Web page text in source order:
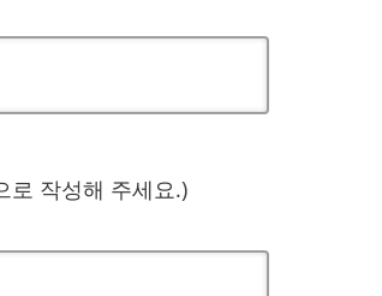
로 작성해 주세요.)